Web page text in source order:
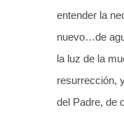
entender la
nuevo…de
la luz de la
resurrección,
del Padre, de